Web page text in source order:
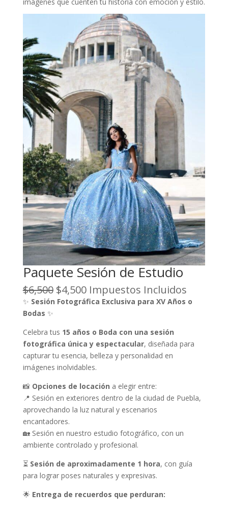
Paquete Sesión de Estudio
$6,500 O
r
i
n
a
l
p
r
i
c
e
w
s
:
6
$4,500C
u
e
n
t
p
r
i
c
i
s
$
4
5
Impuestos Incluidos
✨ Sesión Fotográfica Exclusiva para XV Años o
Bodas ✨
Celebra tus 15 años o Boda con una sesión
fotográfica única y espectacular, diseñada para
capturar tu esencia, belleza y personalidad en
imágenes inolvidables.
📸 Opciones de locación a elegir entre:
📍 Sesión en exteriores dentro de la ciudad de Puebla,
aprovechando la luz natural y escenarios
encantadores.
🏡 Sesión en nuestro estudio fotográfico, con un
ambiente controlado y profesional.
⏳ Sesión de aproximadamente 1 hora, con guía
para lograr poses naturales y expresivas.
🌟 Entrega de recuerdos que perduran: